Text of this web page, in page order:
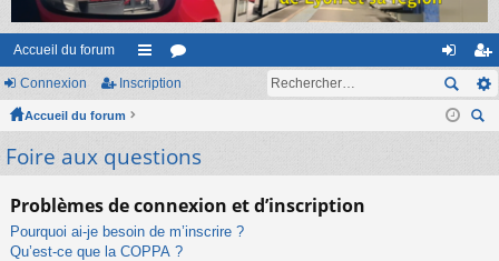
Accueil du forum
ac
ur
s
or
m
on
ne
ns
cri
Connexion Inscription
Accueil du forum
Foire aux questions
Problèmes de connexion et d’inscription
Pourquoi ai-je besoin de m’inscrire ?
Qu’est-ce que la COPPA ?